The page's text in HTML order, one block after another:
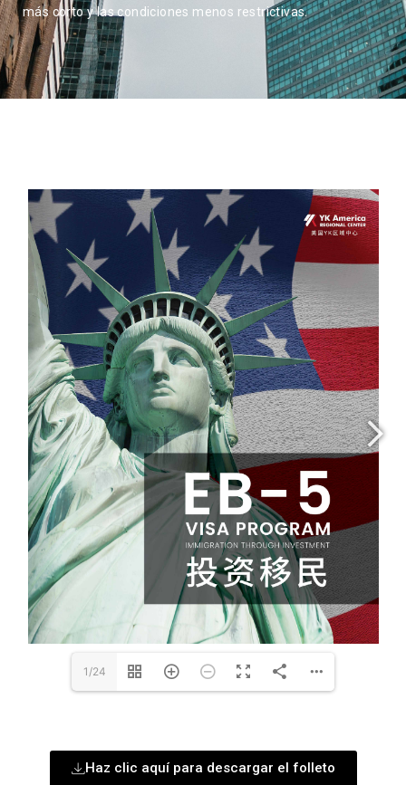
más corto y las condiciones menos restrictivas.
1/24
Haz clic aquí para descargar el folleto